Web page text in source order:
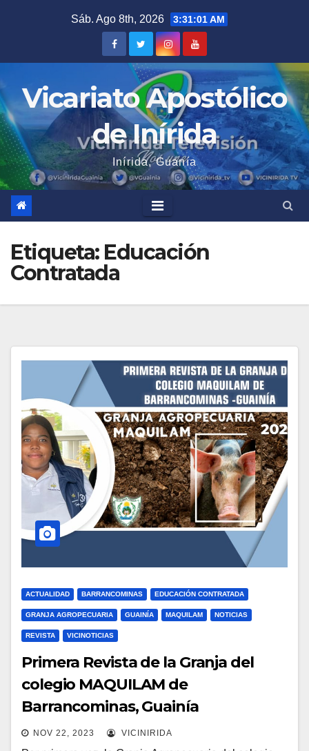
Sáb. Ago 8th, 2026 3:31:01 AM
Vicariato Apostólico
de Inírida
Inírida, Guanía
Etiqueta: Educación
Contratada
ACTUALIDAD BARRANCOMINAS EDUCACIÓN CONTRATADA
GRANJA AGROPECUARIA GUAINÍA MAQUILAM NOTICIAS
REVISTA VICINOTICIAS
Primera Revista de la Granja del
colegio MAQUILAM de
Barrancominas, Guainía
NOV 22, 2023 VICINIRIDA